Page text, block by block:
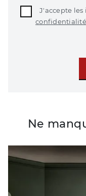
J'accepte les
confidentialité
Ne